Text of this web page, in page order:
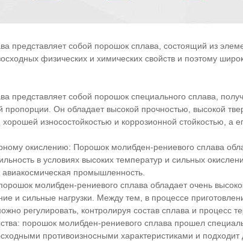
представляет собой порошок сплава, состоящий из
физических и химических свойств и поэтому
представляет собой порошок специального сплава,
Он обладает высокой прочностью, высокой
износостойкостью и коррозионной стойкостью, а
окислению: Порошок молибден-рениевого сплава
в условиях высоких температур и сильных
авиакосмическая промышленность.
молибден-рениевого сплава обладает очень
и сильные нагрузки. Между тем, в процессе
регулировать, контролируя состав сплава и процесс
порошок молибден-рениевого сплава прошел
противоизносными характеристиками и подходит